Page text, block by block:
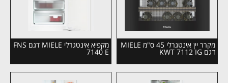
מקרר יין אינטגרלי 45 ס"מ MIELE
דגם KWT 7112 IG
מקפיא אינטגרלי MIELE דגם FNS
7140 E